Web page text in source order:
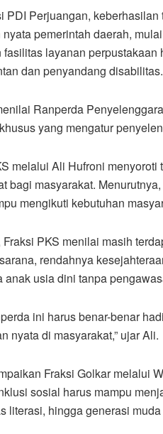
PDI Perjuangan,
pemerintah daerah,
fasilitas layanan
dan penyandang disabilitas.
Ranperda
yang mengatur
melalui Ali Hufroni
bagi masyarakat.
mengikuti kebutuhan
PKS menilai masih
rendahnya
usia dini tanpa
ini harus benar-benar
nyata di masyarakat,” ujar Ali.
Fraksi Golkar melalui
sosial harus mampu
literasi, hingga generasi